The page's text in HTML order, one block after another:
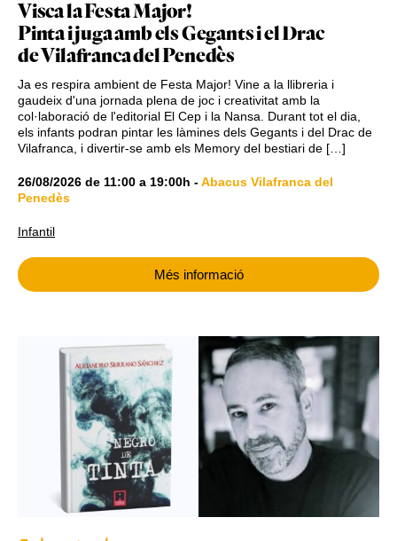
Visca la Festa Major!
Pinta i juga amb els Gegants i el Drac
de Vilafranca del Penedès
Ja es respira ambient de Festa Major! Vine a la llibreria i
gaudeix d'una jornada plena de joc i creativitat amb la
col·laboració de l'editorial El Cep i la Nansa. Durant tot el dia,
els infants podran pintar les làmines dels Gegants i del Drac de
Vilafranca, i divertir-se amb els Memory del bestiari de […]
26/08/2026 de 11:00 a 19:00h -Abacus Vilafranca del
Penedès
Infantil
Més informació